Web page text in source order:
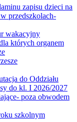
zapisu dzieci na
przedszkolach-
wakacyjny
których organem
do Oddziału
do kl. I 2026/2027
poza obwodem
szkolnym